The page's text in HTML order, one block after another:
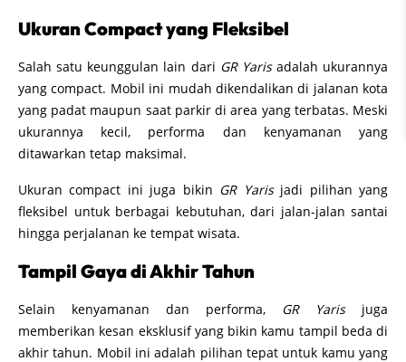
Ukuran Compact yang Fleksibel
Salah satu keunggulan lain dari GR Yarisadalah ukurannya
yang compact. Mobil ini mudah dikendalikan di jalanan kota
yang padat maupun saat parkir di area yang terbatas. Meski
ukurannya kecil, performa dan kenyamanan yang
ditawarkan tetap maksimal.
Ukuran compact ini juga bikin GR Yarisjadi pilihan yang
fleksibel untuk berbagai kebutuhan, dari jalan-jalan santai
hingga perjalanan ke tempat wisata.
Tampil Gaya di Akhir Tahun
Selain kenyamanan dan performa, GR Yarisjuga
memberikan kesan eksklusif yang bikin kamu tampil beda di
akhir tahun. Mobil ini adalah pilihan tepat untuk kamu yang